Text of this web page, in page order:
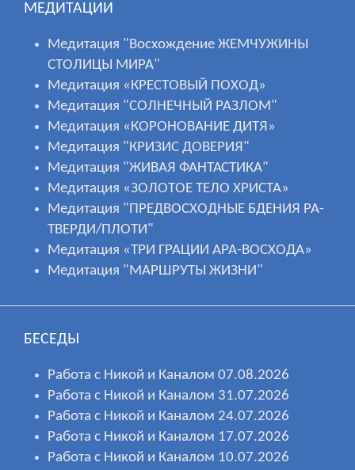
МЕДИТАЦИИ
Медитация "Восхождение ЖЕМЧУЖИНЫ
СТОЛИЦЫ МИРА"
Медитация «КРЕСТОВЫЙ ПОХОД»
Медитация "СОЛНЕЧНЫЙ РАЗЛОМ"
Медитация «КОРОНОВАНИЕ ДИТЯ»
Медитация "КРИЗИС ДОВЕРИЯ"
Медитация "ЖИВАЯ ФАНТАСТИКА"
Медитация «ЗОЛОТОЕ ТЕЛО ХРИСТА»
Медитация "ПРЕДВОСХОДНЫЕ БДЕНИЯ РА-
ТВЕРДИ/ПЛОТИ"
Медитация «ТРИ ГРАЦИИ АРА-ВОСХОДА»
Медитация "МАРШРУТЫ ЖИЗНИ"
БЕСЕДЫ
Работа с Никой и Каналом 07.08.2026
Работа с Никой и Каналом 31.07.2026
Работа с Никой и Каналом 24.07.2026
Работа с Никой и Каналом 17.07.2026
Работа с Никой и Каналом 10.07.2026